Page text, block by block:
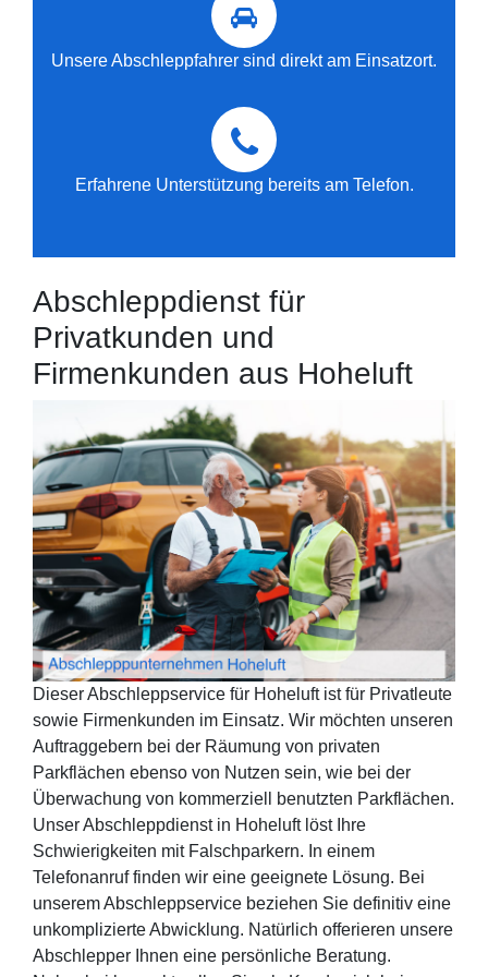
Unsere Abschleppfahrer sind direkt am Einsatzort.
Erfahrene Unterstützung bereits am Telefon.
Abschleppdienst für
Privatkunden und
Firmenkunden aus Hoheluft
Dieser Abschleppservice für Hoheluft ist für Privatleute
sowie Firmenkunden im Einsatz. Wir möchten unseren
Auftraggebern bei der Räumung von privaten
Parkflächen ebenso von Nutzen sein, wie bei der
Überwachung von kommerziell benutzten Parkflächen.
Unser Abschleppdienst in Hoheluft löst Ihre
Schwierigkeiten mit Falschparkern. In einem
Telefonanruf finden wir eine geeignete Lösung. Bei
unserem Abschleppservice beziehen Sie definitiv eine
unkomplizierte Abwicklung. Natürlich offerieren unsere
Abschlepper Ihnen eine persönliche Beratung.